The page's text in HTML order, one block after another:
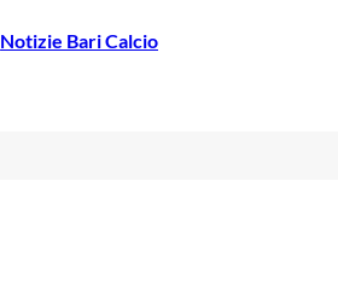
Notizie Bari Calcio